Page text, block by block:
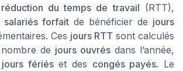
réduction du temps de travail (RTT),
salariés forfait de bénéficier de jours
Ces jours RTT sont calculés
de jours ouvrés dans l’année,
jours fériéset des congés payés. Le